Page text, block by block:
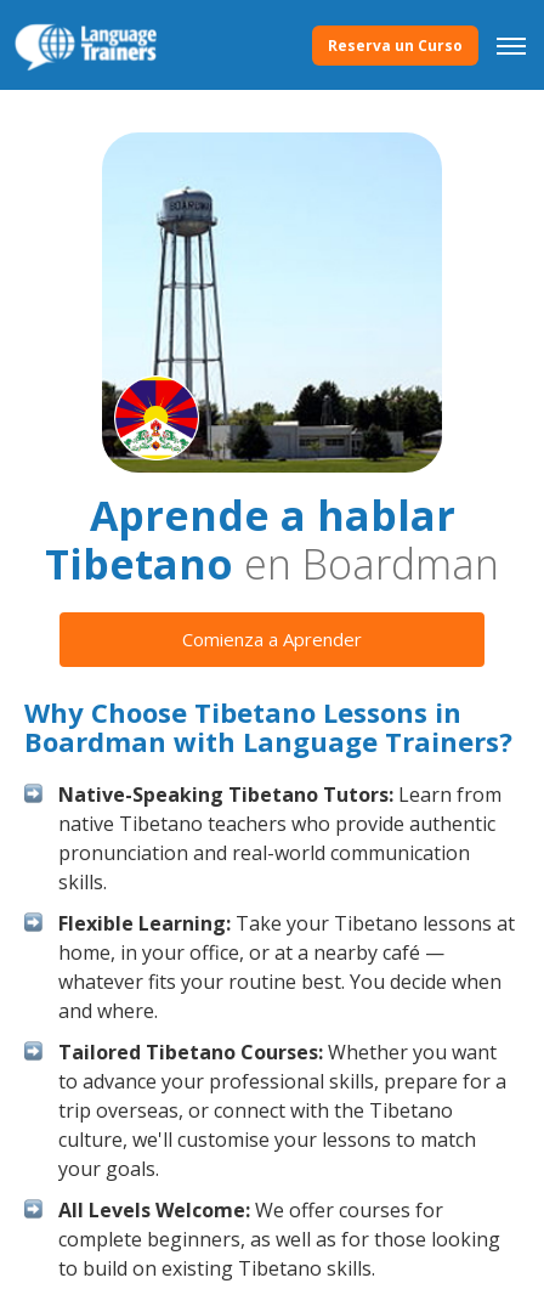
Reserva un Curso
Aprende a hablar
Tibetano en Boardman
Comienza a Aprender
Why Choose Tibetano Lessons in
Boardman with Language Trainers?
Native-Speaking Tibetano Tutors: Learn from
native Tibetano teachers who provide authentic
pronunciation and real-world communication
skills.
Flexible Learning: Take your Tibetano lessons at
home, in your office, or at a nearby café —
whatever fits your routine best. You decide when
and where.
Tailored Tibetano Courses:Whether you want
to advance your professional skills, prepare for a
trip overseas, or connect with the Tibetano
culture, we'll customise your lessons to match
your goals.
All Levels Welcome:We offer courses for
complete beginners, as well as for those looking
to build on existing Tibetano skills.